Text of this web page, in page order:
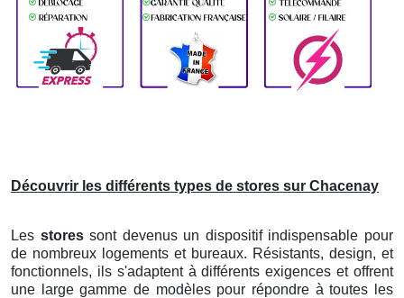
Découvrir les différents types de stores sur Chacenay
Les storessont devenus un dispositif indispensable pour
de nombreux logements et bureaux. Résistants, design, et
fonctionnels, ils s'adaptent à différents exigences et offrent
une large gamme de modèles pour répondre à toutes les